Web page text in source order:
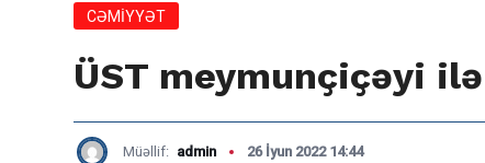
CƏMİYYƏT
ÜST meymunçiçəyi ilə
Müəllif: admin 26 İyun 2022 14:44